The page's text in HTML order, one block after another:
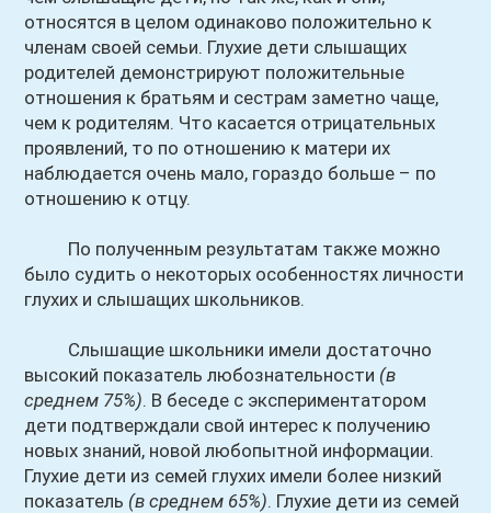
относятся в целом одинаково положительно к
членам своей семьи. Глухие дети слышащих
родителей демонстрируют положительные
отношения к братьям и сестрам заметно чаще,
чем к родителям. Что касается отрицательных
проявлений, то по отношению к матери их
наблюдается очень мало, гораздо больше – по
отношению к отцу.
По полученным результатам также можно
было судить о некоторых особенностях личности
глухих и слышащих школьников.
Слышащие школьники имели достаточно
высокий показатель любознательности (в
среднем 75%). В беседе с экспериментатором
дети подтверждали свой интерес к получению
новых знаний, новой любопытной информации.
Глухие дети из семей глухих имели более низкий
показатель (в среднем 65%). Глухие дети из семей